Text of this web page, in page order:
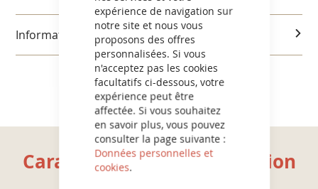
expérience de navigation sur
notre site et nous vous
proposons des offres
personnalisées. Si vous
n'acceptez pas les cookies
facultatifs ci-dessous, votre
expérience peut être
affectée. Si vous souhaitez
en savoir plus, vous pouvez
consulter la page suivante :
Données personnelles et
cookies.
Informations réglementaires
Caractéristiques et utilisation